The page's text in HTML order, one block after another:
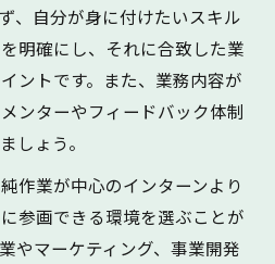
会をどう広げるか
長に効果的な長期インター
ーン応募がもたらす成長視
境のバランスの取り方
なら長期インターンの応募
、自分が身に付けたいスキル
明確にし、それに合致した業
ントです。また、業務内容が
ンターやフィードバック体制
しょう。
作業が中心のインターンより
参画できる環境を選ぶことが
やマーケティング、事業開発